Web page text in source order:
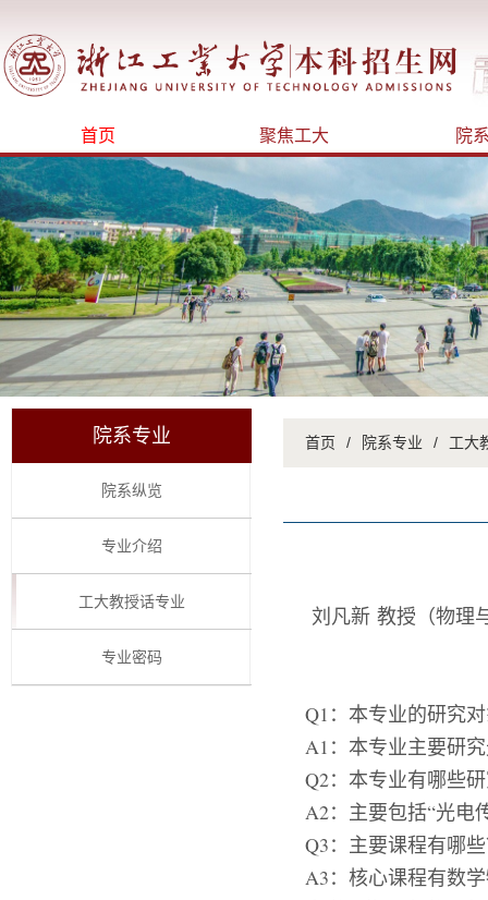
首页 聚焦工大 院
院系专业
院系纵览
专业介绍
工大教授话专业
专业密码
首页 / 院系专业 / 工大
刘凡新 教授（物理
Q1：本专业的研究
A1：本专业主要研
Q2：本专业有哪些
A2：主要包括“光电
Q3：主要课程有哪
A3：核心课程有数